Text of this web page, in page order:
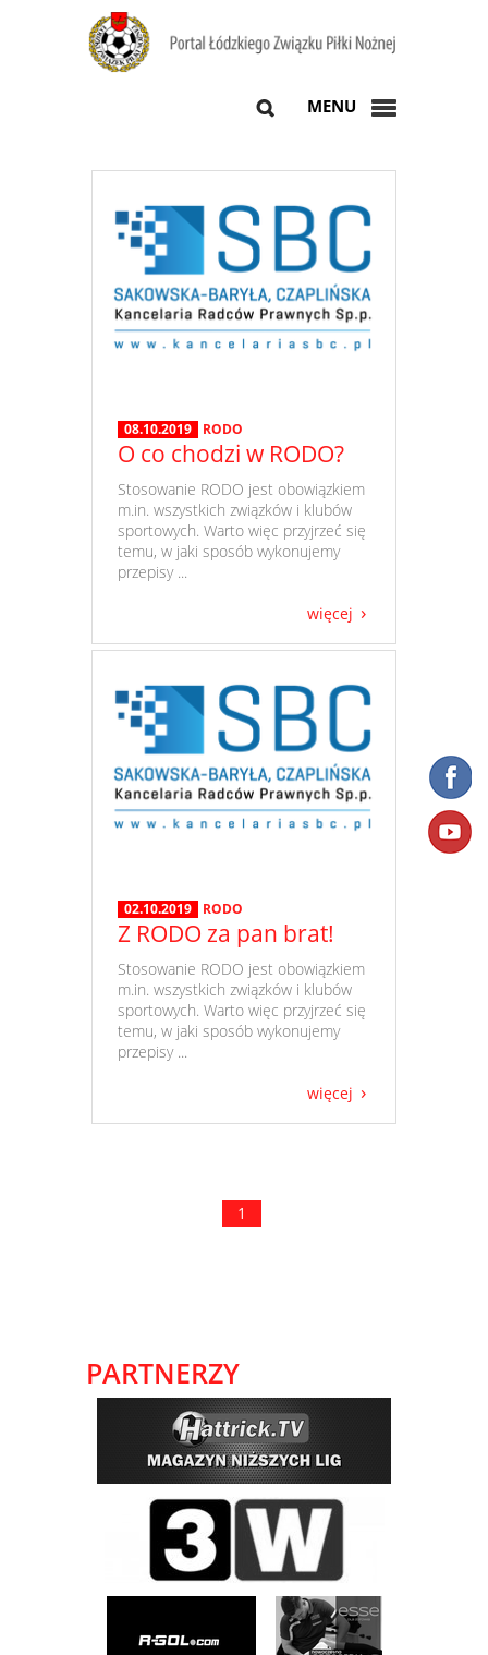
MENU
08.10.2019 RODO
O co chodzi w RODO?
​ Stosowanie RODO jest obowiązkiem
m.in. wszystkich związków i klubów
sportowych. Warto więc przyjrzeć się
temu, w jaki sposób wykonujemy
przepisy ...
więcej
02.10.2019 RODO
Z RODO za pan brat!
​ Stosowanie RODO jest obowiązkiem
m.in. wszystkich związków i klubów
sportowych. Warto więc przyjrzeć się
temu, w jaki sposób wykonujemy
przepisy ...
więcej
1
PARTNERZY